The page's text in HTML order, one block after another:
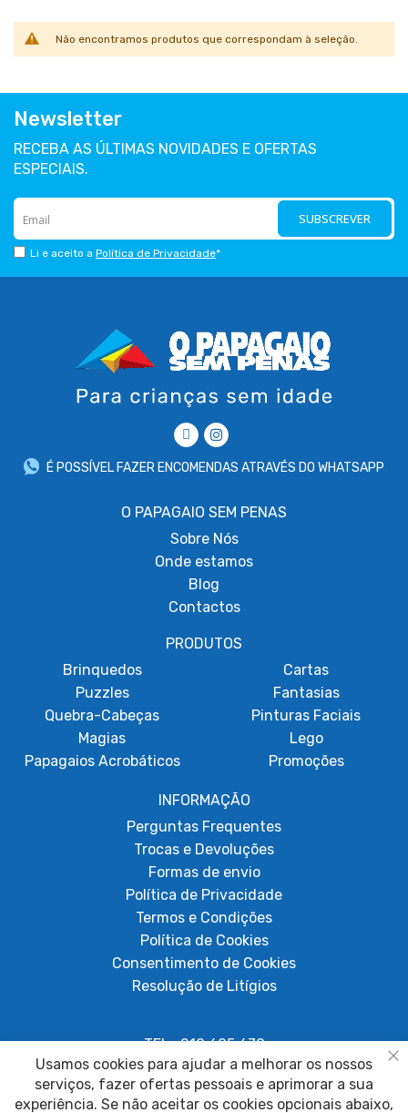
Não encontramos produtos que correspondam à seleção.
Newsletter
RECEBA AS ÚLTIMAS NOVIDADES E OFERTAS
ESPECIAIS.
SUBSCREVER
Li e aceito a Política de Privacidade*
É POSSÍVEL FAZER ENCOMENDAS ATRAVÉS DO WHATSAPP
O PAPAGAIO SEM PENAS
Sobre Nós
Onde estamos
Blog
Contactos
PRODUTOS
Brinquedos
Puzzles
Quebra-Cabeças
Magias
Papagaios Acrobáticos
Cartas
Fantasias
Pinturas Faciais
Lego
Promoções
INFORMAÇÃO
Perguntas Frequentes
Trocas e Devoluções
Formas de envio
Política de Privacidade
Termos e Condições
Política de Cookies
Consentimento de Cookies
Resolução de Litígios
TEL.: 219 605 670
Chamada para rede fixa nacional
geral@papagaiosempenas.com
Usamos cookies para ajudar a melhorar os nossos
serviços, fazer ofertas pessoais e aprimorar a sua
experiência. Se não aceitar os cookies opcionais abaixo,